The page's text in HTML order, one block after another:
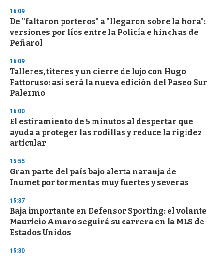
s
16:09
De "faltaron porteros" a "llegaron sobre la hora":
versiones por líos entre la Policía e hinchas de
Peñarol
16:09
Talleres, títeres y un cierre de lujo con Hugo
Fattoruso: así será la nueva edición del Paseo Sur
Palermo
16:00
El estiramiento de 5 minutos al despertar que
ayuda a proteger las rodillas y reduce la rigidez
articular
15:55
Gran parte del país bajo alerta naranja de
Inumet por tormentas muy fuertes y severas
15:37
Baja importante en Defensor Sporting: el volante
Mauricio Amaro seguirá su carrera en la MLS de
Estados Unidos
15:30